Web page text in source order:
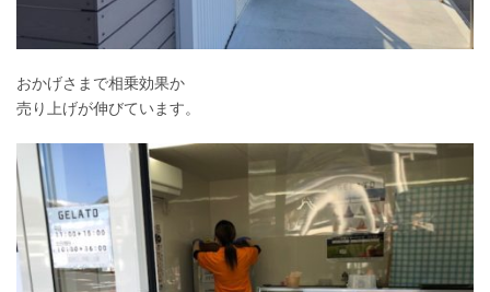
おかげさまで相乗効果か
売り上げが伸びています。